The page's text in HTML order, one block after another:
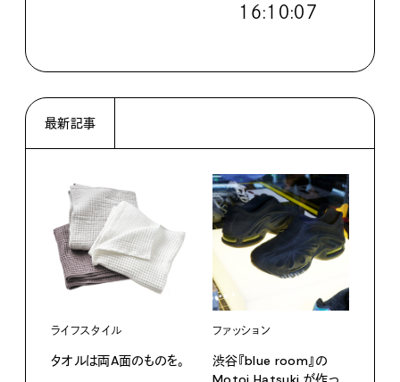
１６:１０:０９
最新記事
ライフスタイル
タオルは両A面のものを。
ファッション
渋⾕『blue room』の